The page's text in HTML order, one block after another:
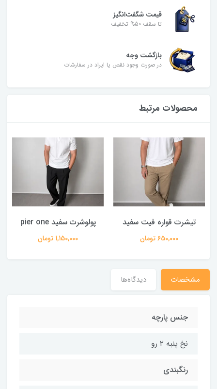
قیمت شگفت‌انگیز
تا سقف 50% تخفیف
بازگشت وجه
در صورت وجود نقص یا ایراد در سفارشات
محصولات مرتبط
تیشرت قواره فیت سفید
650,000 تومان
پولوشرت سفید pier one
1,150,000 تومان
مشخصات دیدگاه‌ها
جنس پارچه
نخ پنبه ۲ رو
رنگبندی